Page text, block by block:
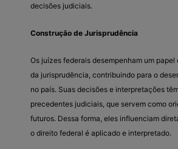
decisões judiciais.
Construção de Jurisprudência
Os juízes federais desempenham um
da jurisprudência, contribuindo para o
no país. Suas decisões e interpretações
precedentes judiciais, que servem como
futuros. Dessa forma, eles influenciam
o direito federal é aplicado e interpretado.